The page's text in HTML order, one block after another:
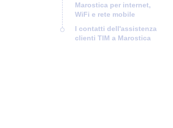
Marostica per internet,
WiFi e rete mobile
I contatti dell'assistenza
clienti TIM a Marostica